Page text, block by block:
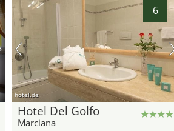
6
hotel.de
Hotel Del Golfo
Marciana